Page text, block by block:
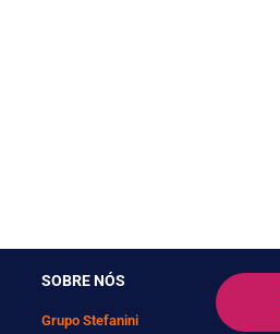
SOBRE NÓS
Grupo Stefanini